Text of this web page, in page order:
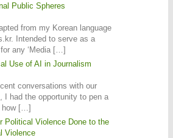
Public Spheres
from my Korean language
Intended to serve as a
any ‘Media […]
Use of AI in Journalism
conversations with our
I had the opportunity to pen a
how […]
Political Violence Done to the
Violence